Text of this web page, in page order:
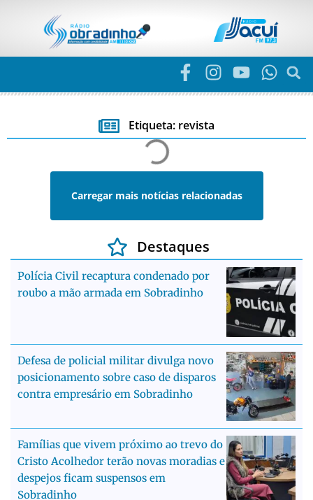
Etiqueta: revista
Carregar mais notícias relacionadas
Destaques
Polícia Civil recaptura condenado por
roubo a mão armada em Sobradinho
Defesa de policial militar divulga novo
posicionamento sobre caso de disparos
contra empresário em Sobradinho
Famílias que vivem próximo ao trevo do
Cristo Acolhedor terão novas moradias e
despejos ficam suspensos em
Sobradinho